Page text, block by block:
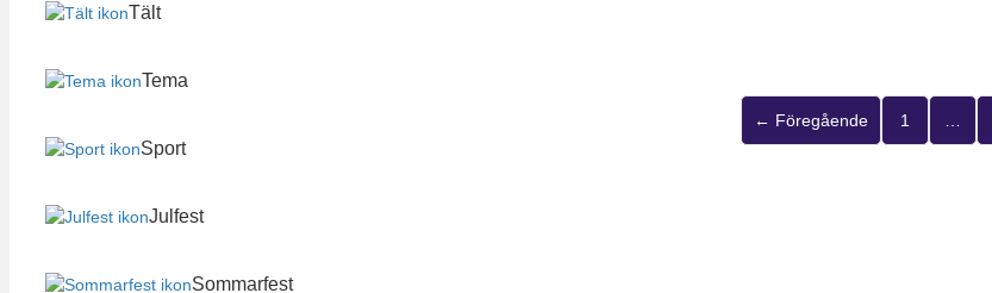
Tält
Tema
Sport
Julfest
Sommarfest
← Föregående 1